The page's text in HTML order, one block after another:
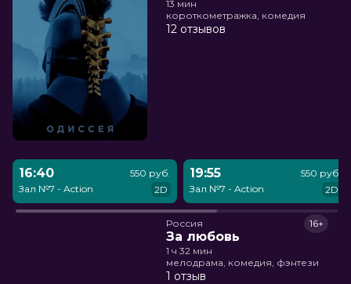
13 мин
короткометражка, комедия
12 отзывов
16:40
Зал №7 - Action
550 руб.
2D
19:55
Зал №7 - Action
550 руб.
2D
Россия
За любовь
16+
1 ч 32 мин
мелодрама, комедия, фэнтези
1 отзыв